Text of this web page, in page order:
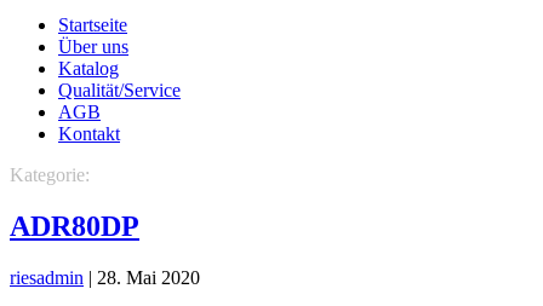
Startseite
Über uns
Katalog
Qualität/Service
AGB
Kontakt
Kategorie:
ADR80DP
riesadmin | 28. Mai 2020